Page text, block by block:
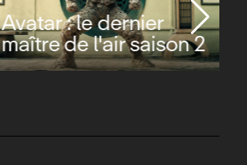
Avatar : le dernier
maître de l'air saison 2